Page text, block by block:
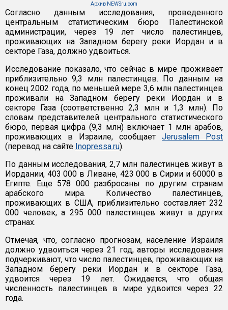
Архив NEWSru.com
Согласно данным исследования, проведенного
центральным статистическим бюро Палестинской
администрации, через 19 лет число палестинцев,
проживающих на Западном берегу реки Иордан и в
секторе Газа, должно удвоиться.
Исследование показало, что сейчас в мире проживает
приблизительно 9,3 млн палестинцев. По данным на
конец 2002 года, по меньшей мере 3,6 млн палестинцев
проживали на Западном берегу реки Иордан и в
секторе Газа (соответственно 2,3 млн и 1,3 млн). По
словам представителей центрального статистического
бюро, первая цифра (9,3 млн) включает 1 млн арабов,
проживающих в Израиле, сообщает Jerusalem Post
(перевод на сайте Inopressa.ru).
По данным исследования, 2,7 млн палестинцев живут в
Иордании, 403 000 в Ливане, 423 000 в Сирии и 60000 в
Египте. Еще 578 000 разбросаны по другим странам
арабского мира. Количество палестинцев,
проживающих в США, приблизительно составляет 232
000 человек, а 295 000 палестинцев живут в других
странах.
Отмечая, что, согласно прогнозам, население Израиля
должно удвоиться через 21 год, авторы исследования
подчеркивают, что число палестинцев, проживающих на
Западном берегу реки Иордан и в секторе Газа,
удвоится через 19 лет. Ожидается, что общая
численность палестинцев в мире удвоится через 22
года.